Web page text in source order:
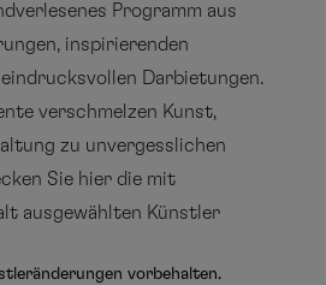
Programm aus
inspirierenden
Darbietungen.
verschmelzen Kunst,
zu unvergesslichen
Sie hier die mit
ausgewählten Künstler
vorbehalten.